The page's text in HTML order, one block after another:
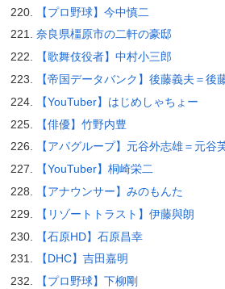
【プロ野球】今中慎二
奈良県橿原市の二軒の豪邸
【歌舞伎役者】中村小三郎
【帝国データバンク】後藤義夫＝後
【YouTuber】はじめしゃちょー
【俳優】竹野内豊
【アパグループ】元谷外志雄＝元谷
【YouTuber】桐崎栄二
【アナウンサー】みのもんた
【リゾートトラスト】伊藤與朗
【石原HD】石原昌幸
【DHC】吉田嘉明
【プロ野球】下柳剛